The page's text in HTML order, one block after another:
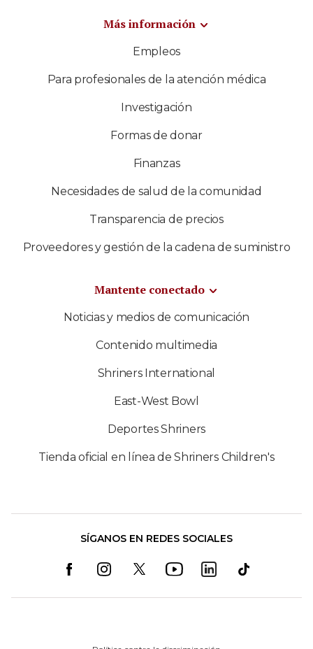
Más información
Empleos
Para profesionales de la atención médica
Investigación
Formas de donar
Finanzas
Necesidades de salud de la comunidad
Transparencia de precios
Proveedores y gestión de la cadena de suministro
Mantente conectado
Noticias y medios de comunicación
Contenido multimedia
Shriners International
East-West Bowl
Deportes Shriners
Tienda oficial en línea de Shriners Children's
SÍGANOS EN REDES SOCIALES